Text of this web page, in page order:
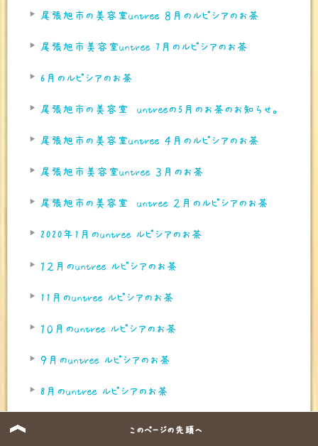
尾張旭市の美容室untree ８月のルピシアのお茶
尾張旭市美容室untree 7月のルピシアのお茶
6月のルピシアのお茶
尾張旭市の美容室 untreeの5月のお茶のお知らせ。
尾張旭市の美容室untree ４月のルピシアのお茶
尾張旭市美容室untree ３月のお茶
尾張旭市の美容室 untree ２月のルピシアのお茶
2020年1月のuntree ルピシアのお茶
１２月のuntree ルピシアのお茶
11月のuntree ルピシアのお茶
１０月のuntree ルピシアのお茶
９月のuntree ルピシアのお茶
8月のuntree ルピシアのお茶
このページの先頭へ